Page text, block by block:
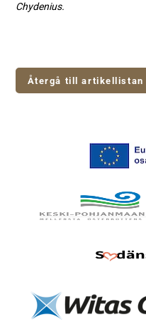
Chydenius.
Återgå till artikellistan